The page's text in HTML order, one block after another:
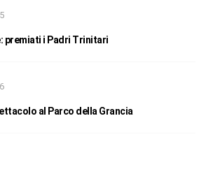
premiati i Padri Trinitari
al Parco della Grancia